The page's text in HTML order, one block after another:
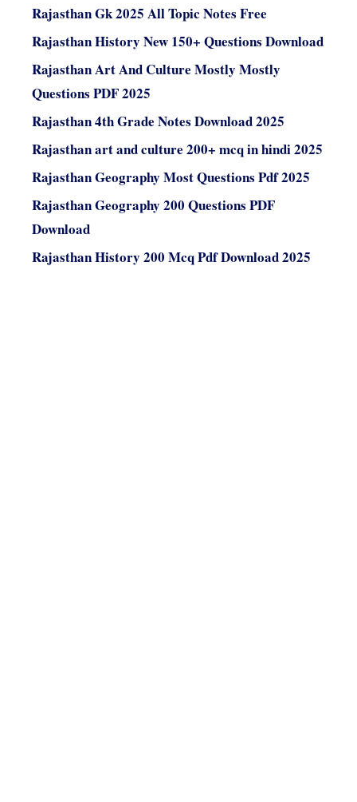
Rajasthan Gk 2025 All Topic Notes Free
Rajasthan History New 150+ Questions Download
Rajasthan Art And Culture Mostly Mostly
Questions PDF 2025
Rajasthan 4th Grade Notes Download 2025
Rajasthan art and culture 200+ mcq in hindi 2025
Rajasthan Geography Most Questions Pdf 2025
Rajasthan Geography 200 Questions PDF
Download
Rajasthan History 200 Mcq Pdf Download 2025